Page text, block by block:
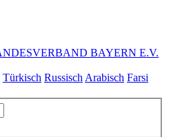
Türkisch Russisch Arabisch Farsi